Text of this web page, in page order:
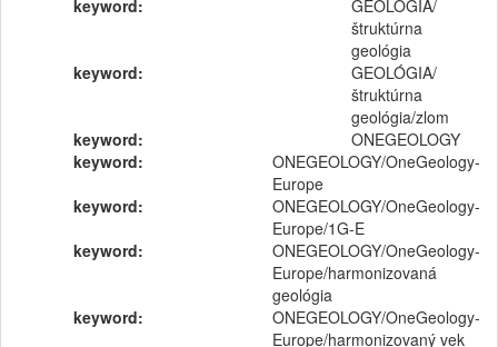
keyword:
GEOLÓGIA/
štruktúrna
geológia
keyword:
GEOLÓGIA/
štruktúrna
geológia/zlom
keyword:
ONEGEOLOGY
keyword:
ONEGEOLOGY/OneGeology-
Europe
keyword:
ONEGEOLOGY/OneGeology-
Europe/1G-E
keyword:
ONEGEOLOGY/OneGeology-
Europe/harmonizovaná
geológia
keyword:
ONEGEOLOGY/OneGeology-
Europe/harmonizovaný vek